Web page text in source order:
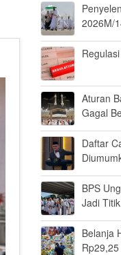
2026M/
Aturan
Gagal
Daftar
BPS
Jadi
Belanja
Rp29,25